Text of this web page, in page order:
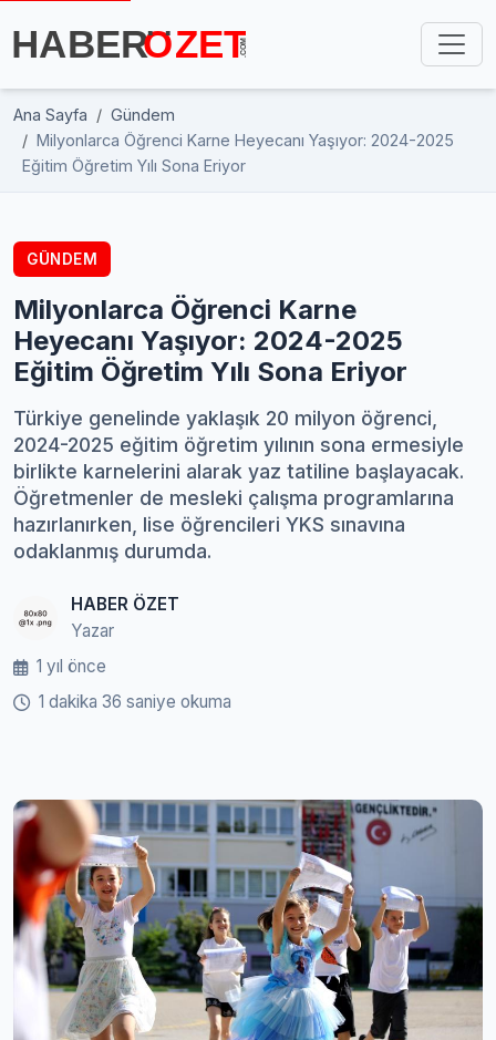
Ana Sayfa
Gündem
Milyonlarca Öğrenci Karne Heyecanı Yaşıyor: 2024-2025
Eğitim Öğretim Yılı Sona Eriyor
GÜNDEM
Milyonlarca Öğrenci Karne
Heyecanı Yaşıyor: 2024-2025
Eğitim Öğretim Yılı Sona Eriyor
Türkiye genelinde yaklaşık 20 milyon öğrenci,
2024-2025 eğitim öğretim yılının sona ermesiyle
birlikte karnelerini alarak yaz tatiline başlayacak.
Öğretmenler de mesleki çalışma programlarına
hazırlanırken, lise öğrencileri YKS sınavına
odaklanmış durumda.
HABER ÖZET
Yazar
1 yıl önce
1 dakika 36 saniye okuma